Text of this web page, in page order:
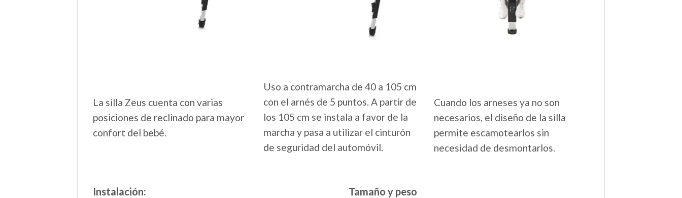
La silla Zeus cuenta con varias
posiciones de reclinado para mayor
confort del bebé.
Uso a contramarcha de 40 a 105 cm
con el arnés de 5 puntos. A partir de
los 105 cm se instala a favor de la
marcha y pasa a utilizar el cinturón
de seguridad del automóvil.
Cuando los arneses ya no son
necesarios, el diseño de la silla
permite escamotearlos sin
necesidad de desmontarlos.
Instalación: Tamaño y peso